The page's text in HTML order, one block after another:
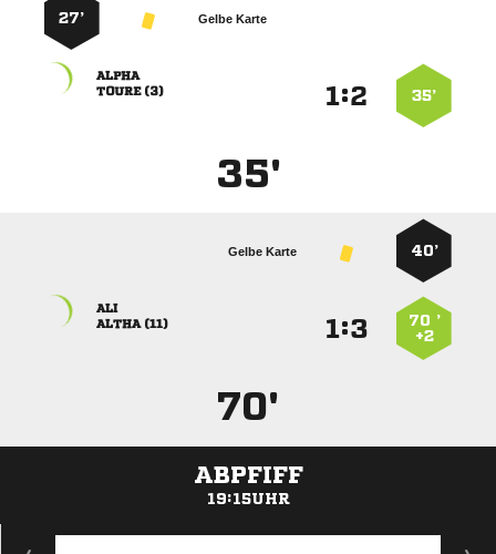
Gelbe Karte
27’
35’
:

 
35'
40’
Gelbe Karte
70 ’
+2
:

 
70'
ABPFIFF
19:15UHR
ANZEIGE